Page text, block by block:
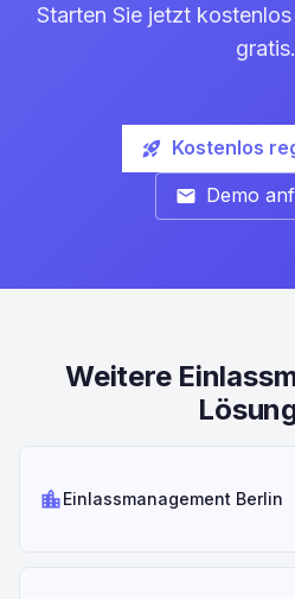
Starten Sie jetzt
gratis.
rocket_launch Kostenlos
mail Demo
Weitere
location_cityEinlassmanagement Berlin